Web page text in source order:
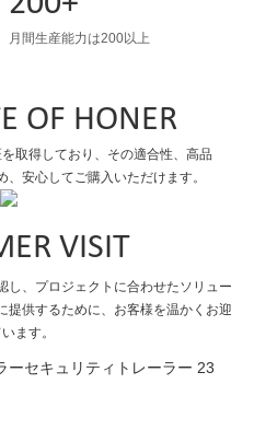
月間生産能力は200以上
OF HONER
取得しており、その適合性、高品
安心してご購入いただけます。
VISIT
し、プロジェクトに合わせたソリュー
提供するために、お客様を温かくお迎
ます。